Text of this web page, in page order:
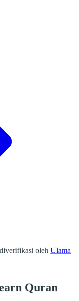
oleh Ulama
Quran